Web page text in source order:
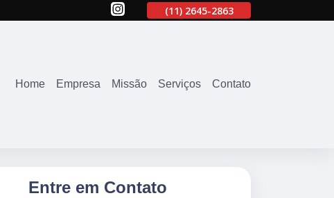
94071-4707 (11) 2645-2863
Home Empresa Missão Serviços Contato
Entre em Contato